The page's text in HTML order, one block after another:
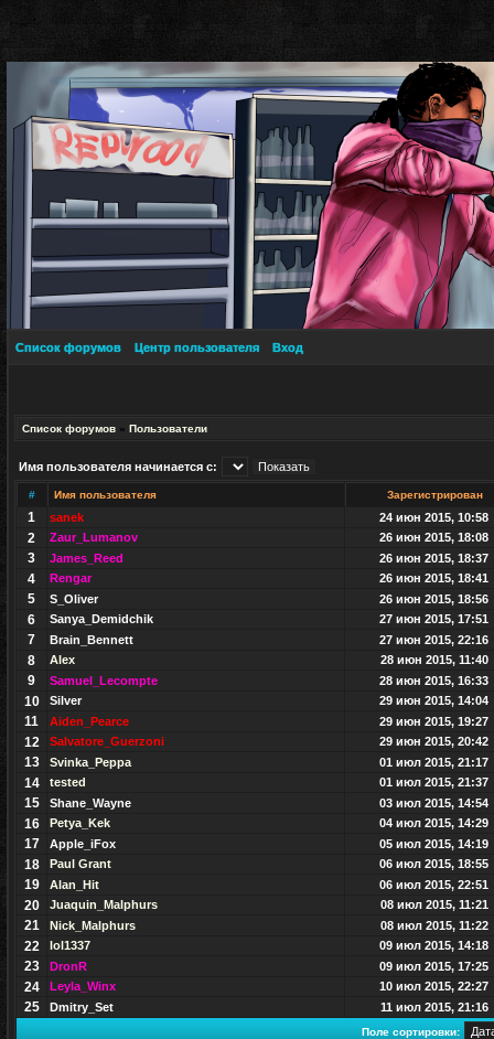
Список форумов Центр пользователя Вход
Список форумов » Пользователи
Имя пользователя начинается с:
# Имя пользователя Зарегистрирован
1 sanek 24 июн 2015, 10:58
2 Zaur_Lumanov 26 июн 2015, 18:08
3 James_Reed 26 июн 2015, 18:37
4 Rengar 26 июн 2015, 18:41
5 S_Oliver 26 июн 2015, 18:56
6 Sanya_Demidchik 27 июн 2015, 17:51
7 Brain_Bennett 27 июн 2015, 22:16
8 Alex 28 июн 2015, 11:40
9 Samuel_Lecompte 28 июн 2015, 16:33
10 Silver 29 июн 2015, 14:04
11 Aiden_Pearce 29 июн 2015, 19:27
12 Salvatore_Guerzoni 29 июн 2015, 20:42
13 Svinka_Peppa 01 июл 2015, 21:17
14 tested 01 июл 2015, 21:37
15 Shane_Wayne 03 июл 2015, 14:54
16 Petya_Kek 04 июл 2015, 14:29
17 Apple_iFox 05 июл 2015, 14:19
18 Paul Grant 06 июл 2015, 18:55
19 Alan_Hit 06 июл 2015, 22:51
20 Juaquin_Malphurs 08 июл 2015, 11:21
21 Nick_Malphurs 08 июл 2015, 11:22
22 lol1337 09 июл 2015, 14:18
23 DronR 09 июл 2015, 17:25
24 Leyla_Winx 10 июл 2015, 22:27
25 Dmitry_Set 11 июл 2015, 21:16
Поле сортировки: